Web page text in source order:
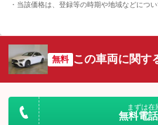
当該価格は、登録等の時期や地域などにつ
無料 この車両に関す
まずは在
無料電